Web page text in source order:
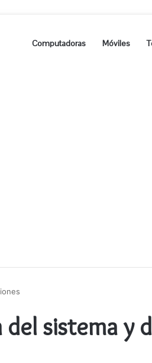
Computadoras Móviles
sistema y